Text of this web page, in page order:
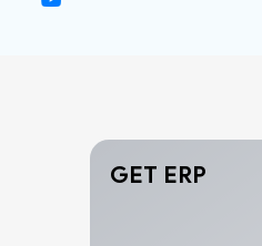
GET ERP